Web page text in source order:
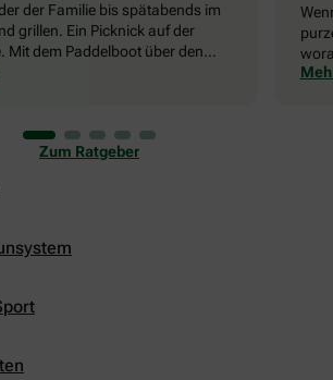
der Familie bis spätabends im
grillen. Ein Picknick auf der
Mit dem Paddelboot über den
eine Radtour durch die blühende
schön zu schaffen. Wenn die
auf mehr als 30 Grad
warme Tropennächte den Schlaf
uns oft nach einem
die
Zum Ratgeber